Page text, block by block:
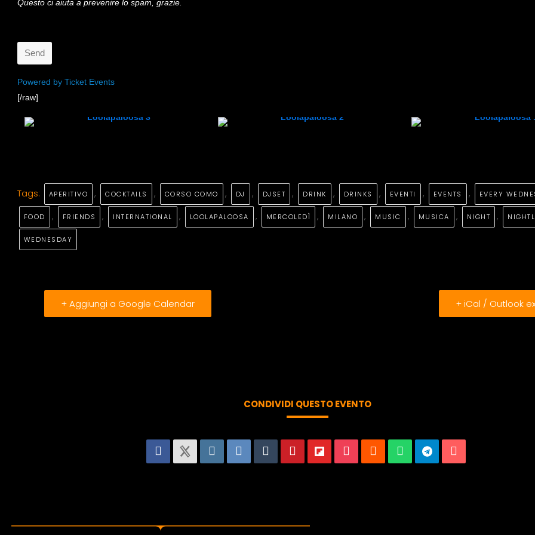
Questo ci aiuta a prevenire lo spam, grazie.
Send
This
field
should
Powered by Ticket Events
[/raw]
Tags: APERITIVO , COCKTAILS , CORSO COMO , DJ , DJSET , DRINK , DRINKS , EVENTI , EVENTS , EVERY
FOOD , FRIENDS , INTERNATIONAL , LOOLAPALOOSA , MERCOLEDÌ , MILANO , MUSIC , MUSICA , NIGHT ,
WEDNESDAY
+ Aggiungi a Google Calendar + iCal / Outlook
CONDIVIDI QUESTO EVENTO